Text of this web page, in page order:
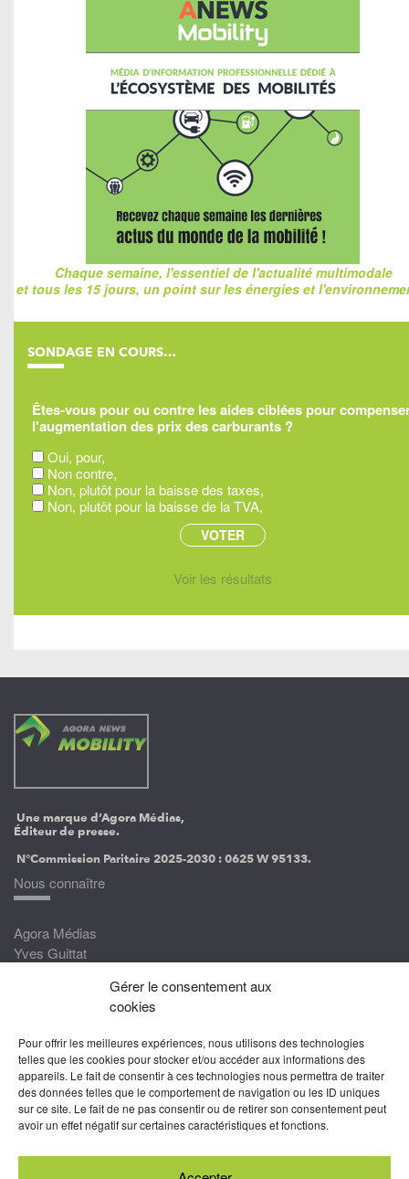
Gérer le consentement aux
cookies
Pour offrir les meilleures expériences, nous utilisons des technologies
telles que les cookies pour stocker et/ou accéder aux informations des
appareils. Le fait de consentir à ces technologies nous permettra de traiter
des données telles que le comportement de navigation ou les ID uniques
sur ce site. Le fait de ne pas consentir ou de retirer son consentement peut
avoir un effet négatif sur certaines caractéristiques et fonctions.
Chaque semaine, l'essentiel de l'actualité multimodale
et tous les 15 jours, un point sur les énergies et
SONDAGE EN COURS…
Êtes-vous pour ou contre les aides ciblées pour
l'augmentation des prix des carburants ?
Oui, pour,
Non contre,
Non, plutôt pour la baisse des taxes,
Non, plutôt pour la baisse de la TVA,
Voir les résultats
Une marque d’Agora Médias,
Éditeur de presse.
N°Commission Paritaire 2025-2030 :0625 W 95133.
Nous connaître
Agora Médias
Yves Guittat
Devenez correspondant
Rejoignez nos experts
Devenez Partenaire
Nous suivre